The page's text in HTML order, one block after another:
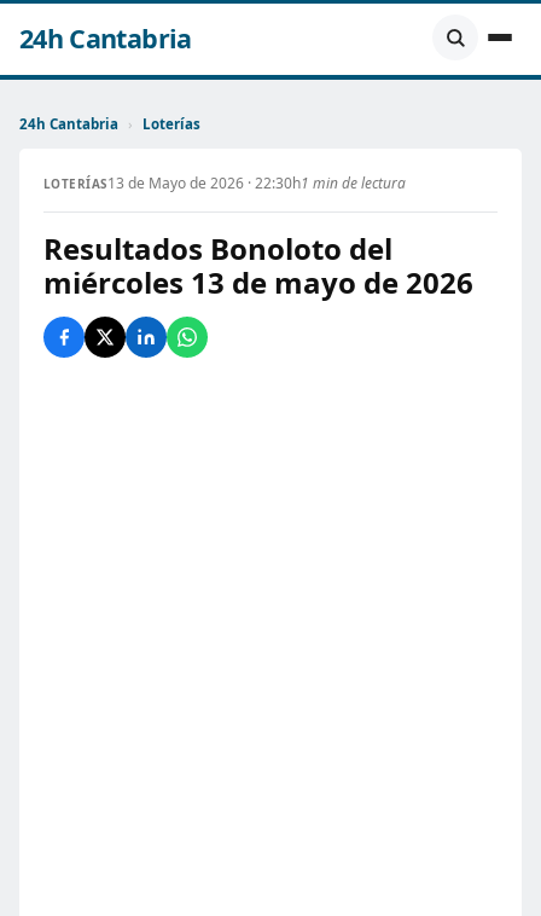
24h Cantabria
24h Cantabria › Loterías
LOTERÍAS13 de Mayo de 2026 · 22:30h1 min de lectura
Resultados Bonoloto del
miércoles 13 de mayo de 2026